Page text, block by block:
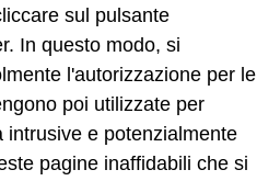
sul pulsante
In questo modo, si
l'autorizzazione per le
poi utilizzate per
intrusive e potenzialmente
pagine inaffidabili che si